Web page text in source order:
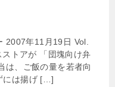
2007年11月19日 Vol.
トアが 「団塊向け弁
は、ご飯の量を若者向
には揚げ […]